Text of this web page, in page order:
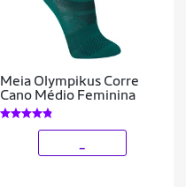
Meia Olympikus Corre
Cano Médio Feminina